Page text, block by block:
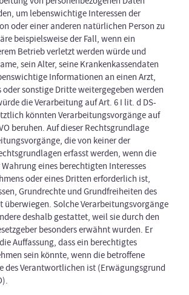
um lebenswichtige Interessen der
oder einer anderen natürlichen Person zu
beispielsweise der Fall, wenn ein
Betrieb verletzt werden würde und
sein Alter, seine Krankenkassendaten
Informationen an einen Arzt,
oder sonstige Dritte weitergegeben werden
die Verarbeitung auf Art. 6 I lit. d DS-
könnten Verarbeitungsvorgänge auf
beruhen. Auf dieser Rechtsgrundlage
die von keiner der
erfasst werden, wenn die
eines berechtigten Interesses
oder eines Dritten erforderlich ist,
Grundrechte und Grundfreiheiten des
überwiegen. Solche Verarbeitungsvorgänge
deshalb gestattet, weil sie durch den
besonders erwähnt wurden. Er
Auffassung, dass ein berechtigtes
sein könnte, wenn die betroffene
des Verantwortlichen ist (Erwägungsgrund